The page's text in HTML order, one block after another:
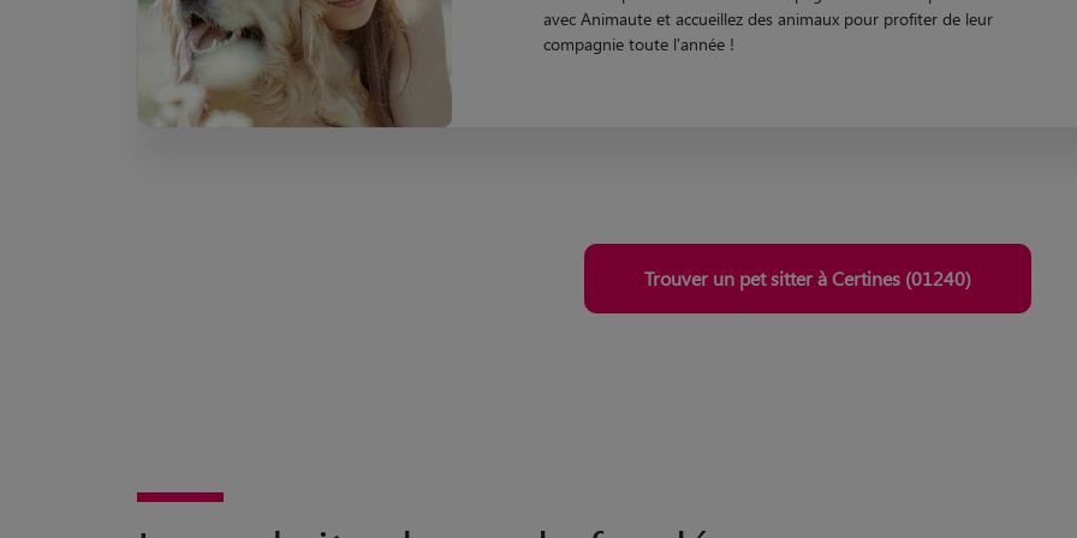
Passionné par les animaux de compagnie ? Devenez pet sitter à Certines